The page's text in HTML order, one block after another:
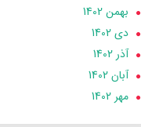
بهمن 1402
دی 1402
آذر 1402
آبان 1402
مهر 1402